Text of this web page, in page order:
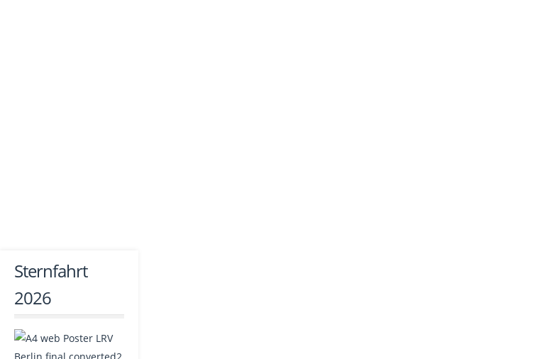
Sternfahrt
2026